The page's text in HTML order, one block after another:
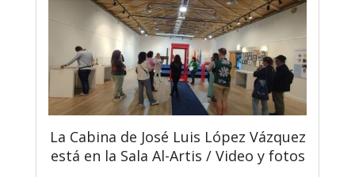
La Cabina de José Luis López Vázquez
está en la Sala Al-Artis / Video y fotos